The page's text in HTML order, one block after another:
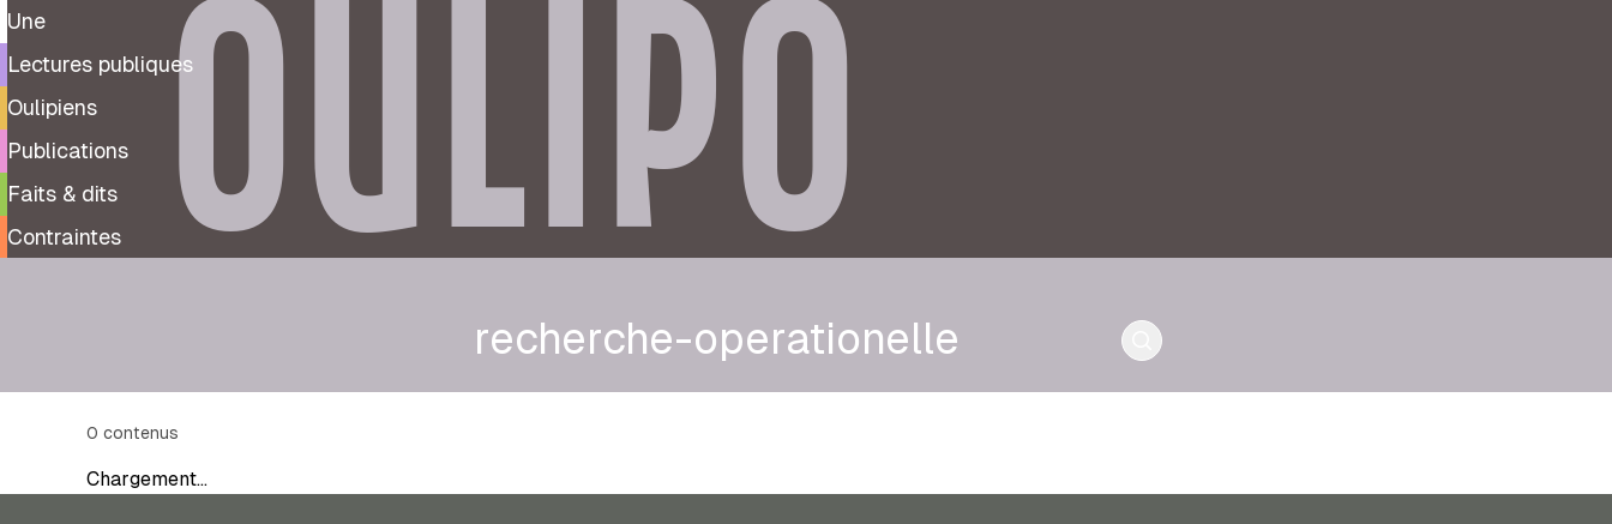
Une
Lectures publiques
Oulipiens
Publications
Faits & dits
Contraintes
OULIPO
recherche-operationelle
0 contenus
Chargement…